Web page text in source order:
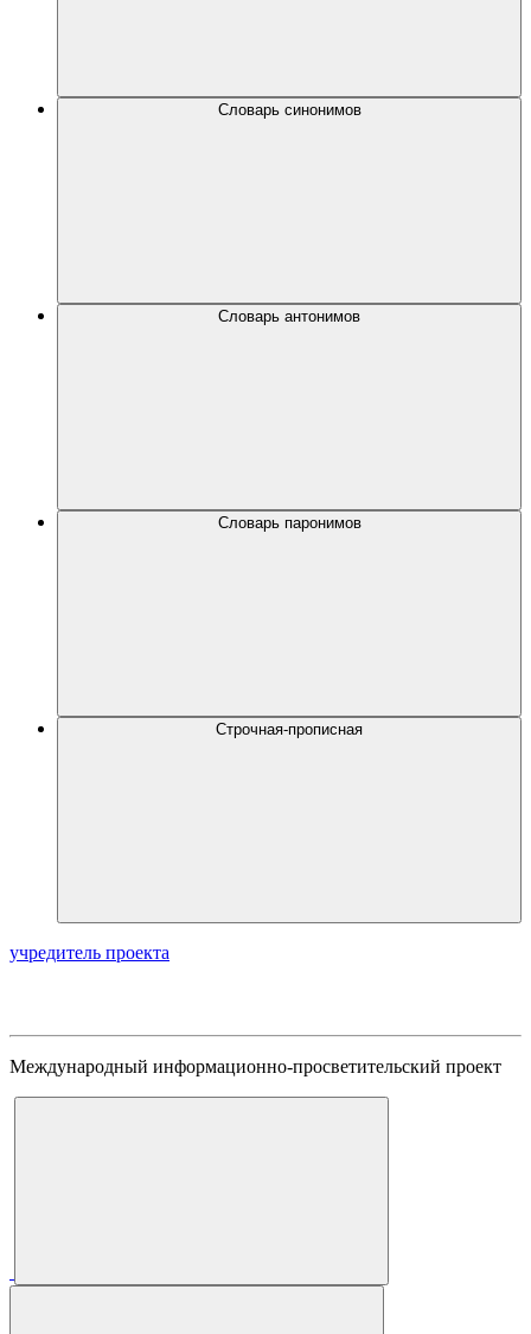
Словарь синонимов
Словарь антонимов
Словарь паронимов
Строчная-прописная
учредитель проекта
Международный информационно-просветительский проект